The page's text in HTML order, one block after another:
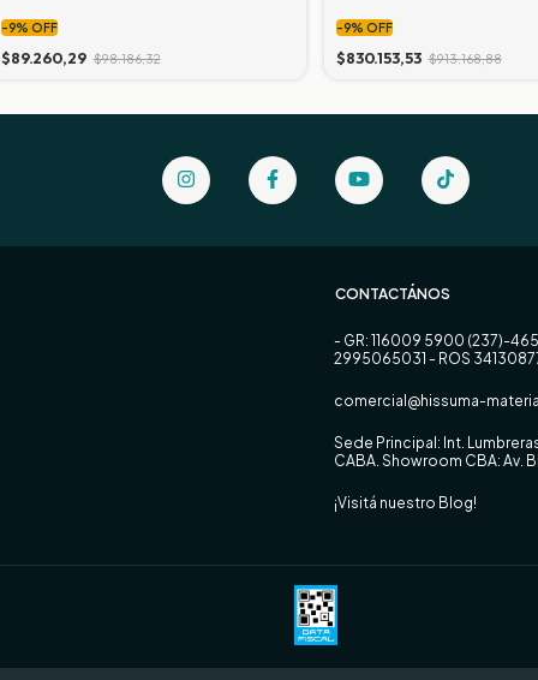
-9% OFF
$89.260,29 $98.186,32
-9% OFF
$830.153,53 $913.168,88
CONTACTÁNOS
- GR: 116009 5900 (237)-
2995065031 - ROS
comercial@hissuma-
Sede Principal: Int.
CABA. Showroom CBA: Av.
¡Visitá nuestro Blog!